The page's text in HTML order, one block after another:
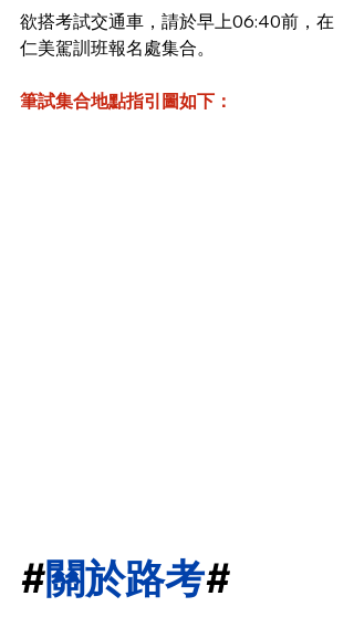
欲搭考試交通車，請於早上06:40前，在
仁美駕訓班報名處集合。
筆試集合地點指引圖如下：
#關於路考#